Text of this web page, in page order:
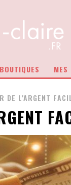
MES
DE L'ARGENT